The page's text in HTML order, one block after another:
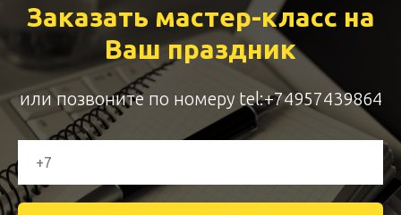
Заказать мастер-класс на
Ваш праздник
или позвоните по номеру tel:+74957439864